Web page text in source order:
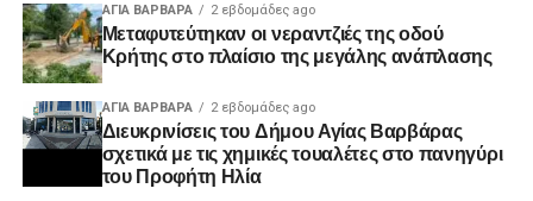
ΑΓΙΑ ΒΑΡΒΑΡΑ 2 εβδομάδες ago
Μεταφυτεύτηκαν οι νεραντζιές της οδού
Κρήτης στο πλαίσιο της μεγάλης ανάπλασης
ΑΓΙΑ ΒΑΡΒΑΡΑ 2 εβδομάδες ago
Διευκρινίσεις του Δήμου Αγίας Βαρβάρας
σχετικά με τις χημικές τουαλέτες στο πανηγύρι
του Προφήτη Ηλία